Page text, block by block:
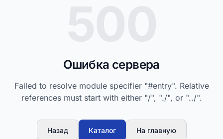
Ошибка сервера
Failed to resolve module specifier "#entry". Relative
references must start with either "/", "./", or "../".
Назад Каталог На главную